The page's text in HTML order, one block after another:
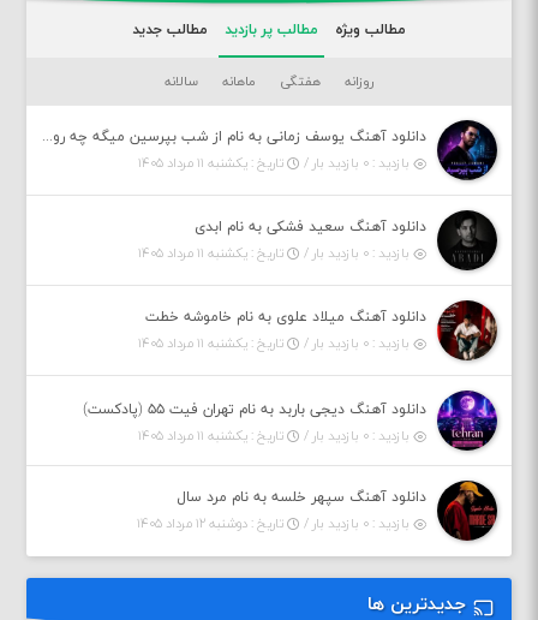
مطالب ویژه مطالب پر بازدید مطالب جدید
روزانه هفتگی ماهانه سالانه
دانلود آهنگ یوسف زمانی به نام از شب بپرسین میگه چه روزگاری دارم
بازدید : ۰ بازدید بار /
تاریخ : یکشنبه ۱۱ مرداد ۱۴۰۵
دانلود آهنگ سعید فشکی به نام ابدی
بازدید : ۰ بازدید بار /
تاریخ : یکشنبه ۱۱ مرداد ۱۴۰۵
دانلود آهنگ میلاد علوی به نام خاموشه خطت
بازدید : ۰ بازدید بار /
تاریخ : یکشنبه ۱۱ مرداد ۱۴۰۵
دانلود آهنگ دیجی باربد به نام تهران فیت ۵۵ (پادکست)
بازدید : ۰ بازدید بار /
تاریخ : یکشنبه ۱۱ مرداد ۱۴۰۵
دانلود آهنگ سپهر خلسه به نام مرد سال
بازدید : ۰ بازدید بار /
تاریخ : دوشنبه ۱۲ مرداد ۱۴۰۵
جدیدترین ها